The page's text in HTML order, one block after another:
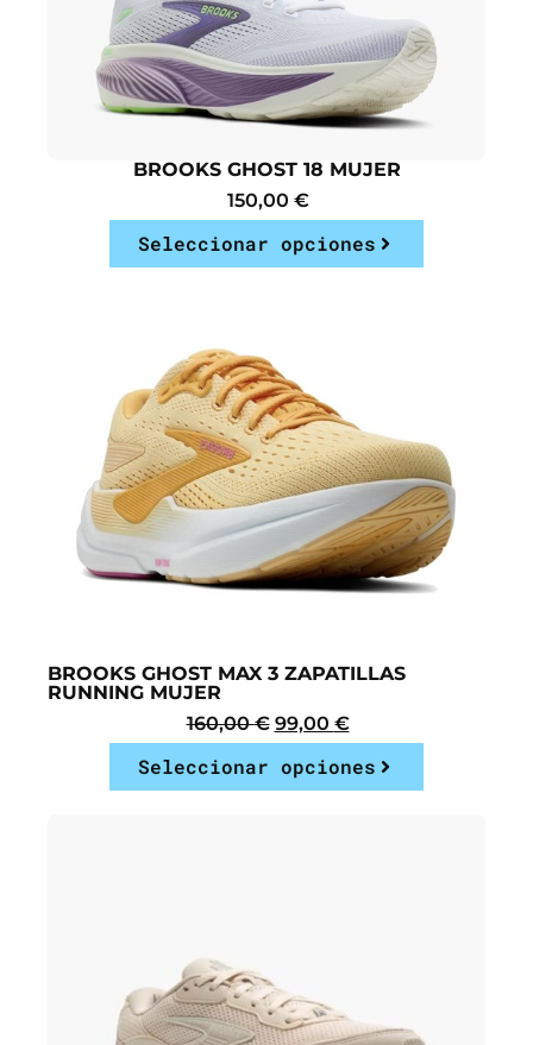
BROOKS GHOST 18 MUJER
150,00 €
Seleccionar opciones
BROOKS GHOST MAX 3 ZAPATILLAS
RUNNING MUJER
160,00€ 99,00 €
Seleccionar opciones